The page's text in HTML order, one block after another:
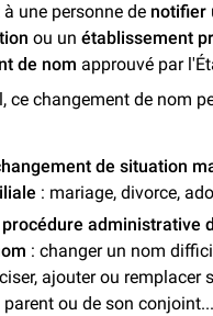
à une personne de notifier
ou un établissement
de nom approuvé par
ce changement de nom
de situation
: mariage, divorce,
procédure administrative
: changer un nom
ajouter ou remplacer
parent ou de son conjoint...